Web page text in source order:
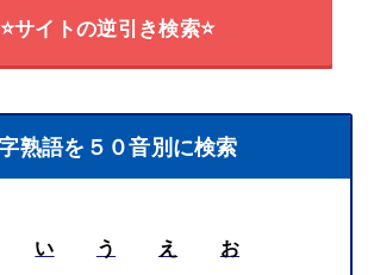
⭐サイトの逆引き検索⭐
熟語を５０音別に検索
い う え
お